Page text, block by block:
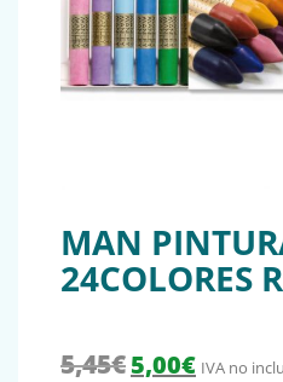
MAN
24COLORES
5,45€ El precio original
5,00€El precio
IVA no